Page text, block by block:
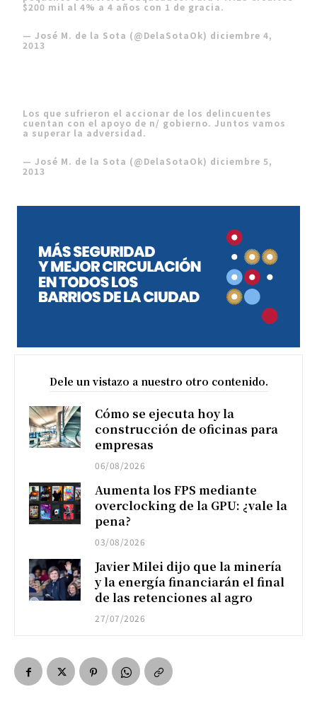
$200 mil al 4% a 4 años con 1 de gracia.
— José M. de la Sota (@DelaSotaOk) diciembre 4,
2013
Los que sufrieron el accionar de los delincuentes
cuentan con el apoyo de n/ gobierno. Juntos vamos
a superar la adversidad.
— José M. de la Sota (@DelaSotaOk) diciembre 5,
2013
Dele un vistazo a nuestro otro contenido.
Cómo se ejecuta hoy la
construcción de oficinas para
empresas
06/08/2026
Aumenta los FPS mediante
overclocking de la GPU: ¿vale la
pena?
03/08/2026
Javier Milei dijo que la minería
y la energía financiarán el final
de las retenciones al agro
27/07/2026